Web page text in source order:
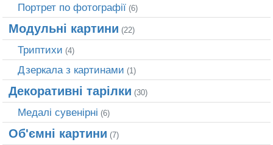
Портрет по фотографії (6)
Модульні картини (22)
Триптихи (4)
Дзеркала з картинами (1)
Декоративні тарілки (30)
Медалі сувенірні (6)
Об'ємні картини (7)